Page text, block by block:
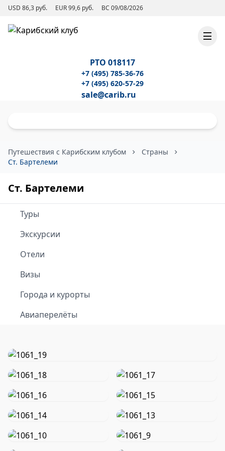
USD 86,3 руб. EUR 99,6 руб. ВС 09/08/2026
РТО 018117
+7 (495) 785-36-76
+7 (495) 620-57-29
sale@carib.ru
Путешествия с Карибским клубом
Страны
Ст. Бартелеми
Ст. Бартелеми
Туры
Экскурсии
Отели
Визы
Города и курорты
Авиаперелёты